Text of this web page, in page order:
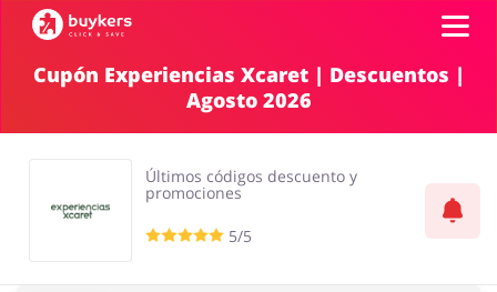
Mascotas
Tiendas
Cupón Experiencias Xcaret | Descuentos |
Agosto 2026
Últimos códigos descuento y
promociones
5/5